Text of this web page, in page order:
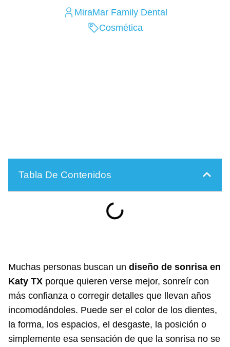
MiraMar Family Dental
Cosmética
Tabla De Contenidos
Muchas personas buscan un diseño de sonrisa en
Katy TX porque quieren verse mejor, sonreír con
más confianza o corregir detalles que llevan años
incomodándoles. Puede ser el color de los dientes,
la forma, los espacios, el desgaste, la posición o
simplemente esa sensación de que la sonrisa no se